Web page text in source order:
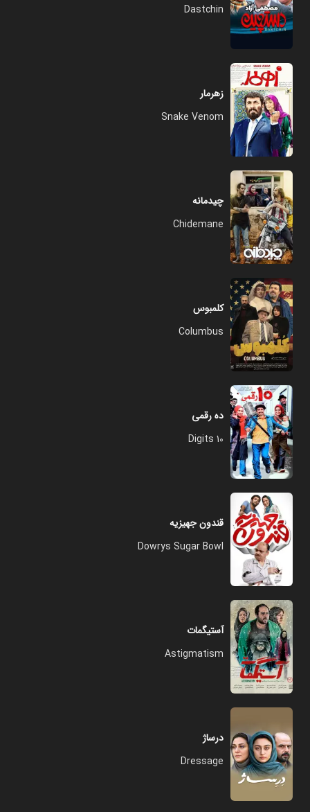
Dastchin
زهرمار
Snake Venom
چیدمانه
Chidemane
کلمبوس
Columbus
ده رقمی
10 Digits
قندون جهیزیه
Dowrys Sugar Bowl
آستیگمات
Astigmatism
درساژ
Dressage